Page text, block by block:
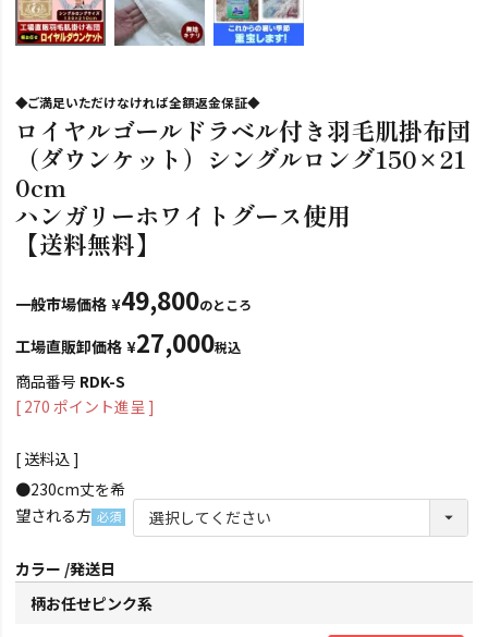
◆ご満足いただけなければ全額返金保証◆
ロイヤルゴールドラベル付き羽毛肌掛布団
（ダウンケット）シングルロング150×21
0cm
ハンガリーホワイトグース使用
【送料無料】
一般市場価格 ¥49,800のところ
工場直販卸価格 ¥27,000税込
商品番号 RDK-S
[ 270 ポイント進呈 ]
送料込
●230cm丈を希
望される方
須)
カラー 発送日
柄お任せピンク系